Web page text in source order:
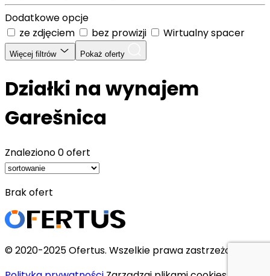
Dodatkowe opcje
ze zdjęciem
bez prowizji Wirtualny spacer
Więcej filtrów Pokaż oferty
Działki na wynajem
Garešnica
Znaleziono0 ofert
Brak ofert
© 2020-2025 Ofertus. Wszelkie prawa zastrzeżone.